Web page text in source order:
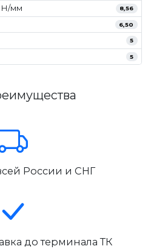
Н/мм 8,56
6,50
5
5
России и СНГ
до терминала ТК